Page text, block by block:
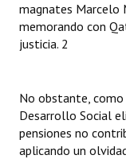
magnates Marcelo
memorando con
justicia. 2
No obstante,
Desarrollo Social
pensiones no
aplicando un